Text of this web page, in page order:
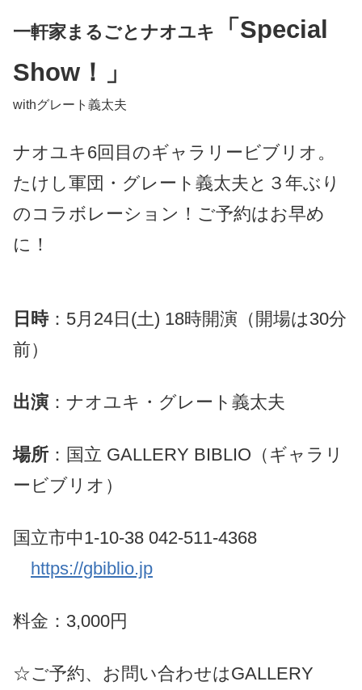
一軒家まるごとナオユキ
「Special
Show！」
withグレート義太夫
ナオユキ6回目のギャラリービブリオ。
たけし軍団・グレート義太夫と３年ぶり
のコラボレーション！ ご予約はお早め
に！
日時：5月24日(土) 18時開演（開場は30分
前）
出演 ：ナオユキ・グレート義太夫
場所 ：国立 GALLERY BIBLIO（ギャラリ
ービブリオ）
国立市中1-10-38 042-511-4368
https://gbiblio.jp
料金：3,000円
☆ご予約、お問い合わせはGALLERY